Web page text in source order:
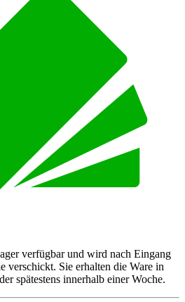
verfügbar und wird nach Eingang
verschickt. Sie erhalten die Ware in
spätestens innerhalb einer Woche.